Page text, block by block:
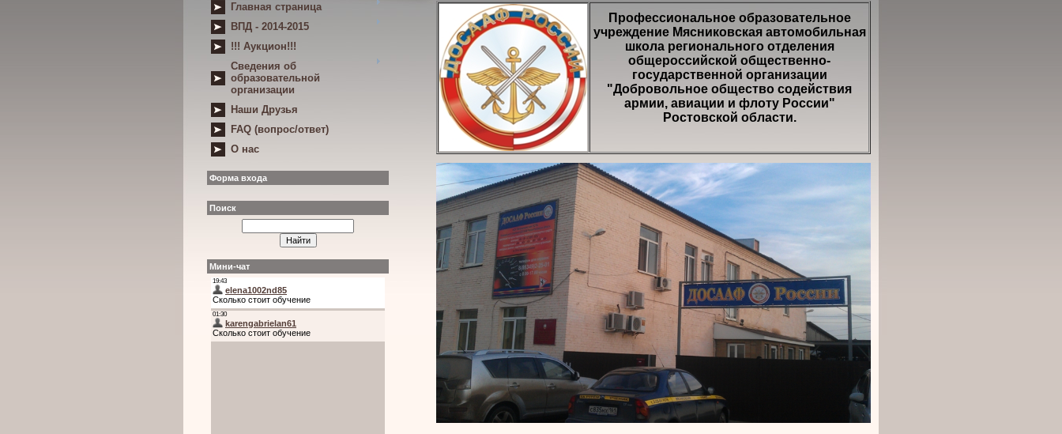
Главная страница
ВПД - 2014-2015
!!! Аукцион!!!
Сведения об
образовательной
организации
Наши Друзья
FAQ (вопрос/ответ)
О нас
Форма входа
Поиск
Мини-чат
Профессиональное образовательное
учреждение Мясниковская автомобильная
школа регионального отделения
общероссийской общественно-
государственной организации
"Добровольное общество содействия
армии, авиации и флоту России"
Ростовской области.